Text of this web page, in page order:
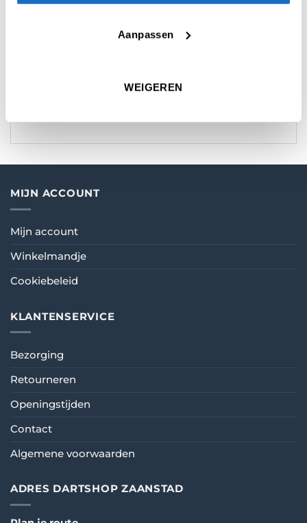
Aanpassen
WEIGEREN
Medium,
MIJN ACCOUNT
Mijn account
Winkelmandje
Cookiebeleid
KLANTENSERVICE
Bezorging
Retourneren
Openingstijden
Contact
Algemene voorwaarden
ADRES DARTSHOP ZAANSTAD